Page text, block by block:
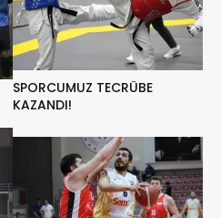
SPORCUMUZ TECRÜBE
KAZANDI!